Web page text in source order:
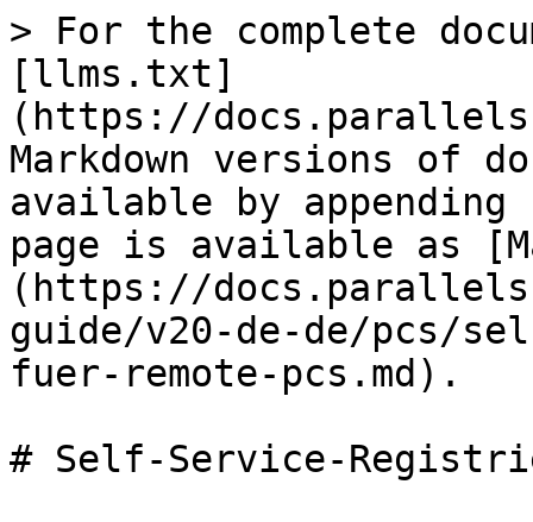
> For the complete
[llms.txt]
(https://
Markdown versions of
available by
page is available as
(https://
guide/v20-de-de/pcs/
fuer-remote-pcs.md).
# Self-Service-